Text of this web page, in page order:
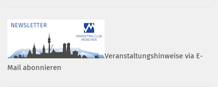
Veranstaltungshinweise via E-
Mail abonnieren